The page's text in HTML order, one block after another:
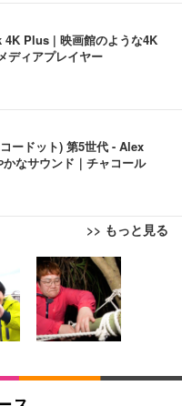
Plus | 映画館のような4K
ディアプレイヤー
ードット) 第5世代 - Alex
なサウンド｜チャコール
>> もっと見る
椅子 テレワーク 疲れな
ト コンパクト 約105度ロッ
回転 座面昇降 強化ナイロ
シュ 在宅ワーク H-WY01
ェア／デスクチェア メッシ
い ブラック
アムモニター | FlexScan
UHD・USB Type-C・ホワ
ミアムモニター | FlexScan
トシーツ 薄型 レギュラー 1
イト 300枚
トシーツ 厚型 ワイド 42枚
面:ライトブルー)